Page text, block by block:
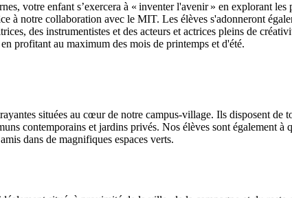
votre enfant s’exercera à « inventer l'avenir » en explorant les
notre collaboration avec le MIT. Les élèves s'adonneront
des instrumentistes et des acteurs et actrices pleins de
profitant au maximum des mois de printemps et d'été.
situées au cœur de notre campus-village. Ils disposent de
contemporains et jardins privés. Nos élèves sont également
dans de magnifiques espaces verts.